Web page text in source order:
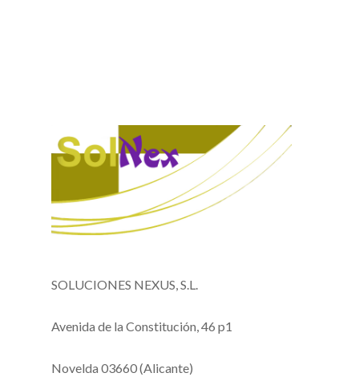
SOLUCIONES NEXUS, S.L.
Avenida de la Constitución, 46 p1
Novelda 03660 (Alicante)